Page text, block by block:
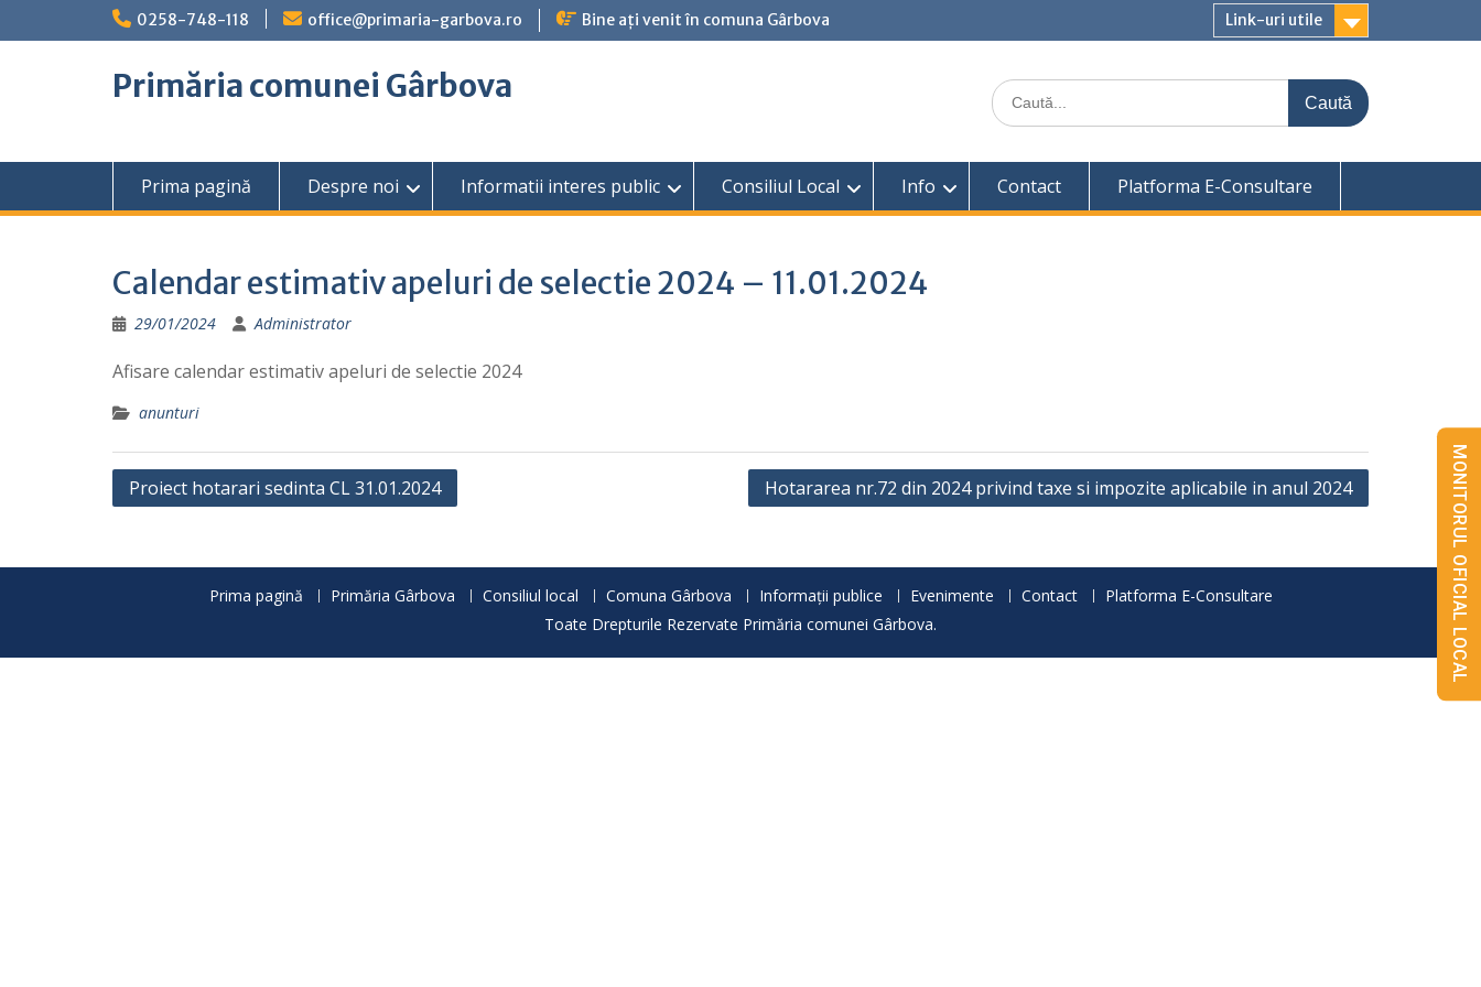
0258-748-118 office@primaria-garbova.ro Bine ați venit în comuna Gârbova Link-uri utile
Primăria comunei Gârbova
Caută
for:
Prima pagină Despre noi Informatii interes public Consiliul Local Info Contact Platforma E-Consultare
Calendar estimativ apeluri de selectie 2024 – 11.01.2024
29/01/2024 Administrator
Afisare calendar estimativ apeluri de selectie 2024
anunturi
Navigare
Proiect hotarari sedinta CL 31.01.2024 Hotararea nr.72 din 2024 privind taxe si impozite aplicabile in anul 2024
Prima pagină Primăria Gârbova Consiliul local Comuna Gârbova Informații publice Evenimente Contact
Platforma E-Consultare
Toate Drepturile Rezervate Primăria comunei Gârbova.
MONITORUL OFICIAL LOCAL